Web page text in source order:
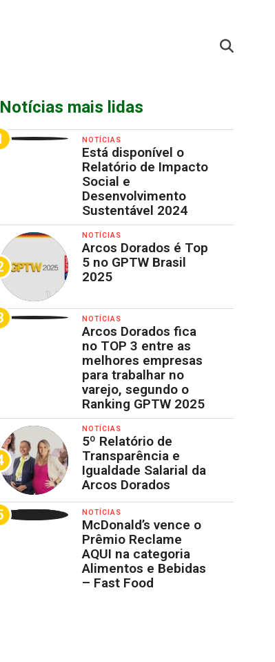
Notícias mais lidas
NOTÍCIAS
Está disponível o
Relatório de Impacto
Social e
Desenvolvimento
Sustentável 2024
NOTÍCIAS
Arcos Dorados é Top
5 no GPTW Brasil
2025
NOTÍCIAS
Arcos Dorados fica
no TOP 3 entre as
melhores empresas
para trabalhar no
varejo, segundo o
Ranking GPTW 2025
NOTÍCIAS
5º Relatório de
Transparência e
Igualdade Salarial da
Arcos Dorados
NOTÍCIAS
McDonald’s vence o
Prêmio Reclame
AQUI na categoria
Alimentos e Bebidas
– Fast Food